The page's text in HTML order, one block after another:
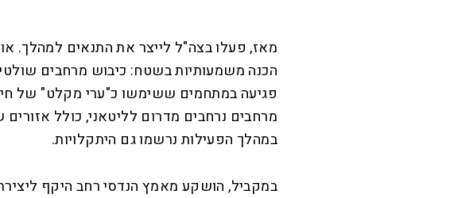
הכנה משמעותיות בשטח: כיבוש מרחבים
פגיעה במתחמים ששימשו כ"ערי מקלט" של
מרחבים נרחבים מדרום לליטאני, כולל
במהלך הפעילות נרשמו גם היתקלויות.
במקביל, הושקע מאמץ הנדסי רחב היקף